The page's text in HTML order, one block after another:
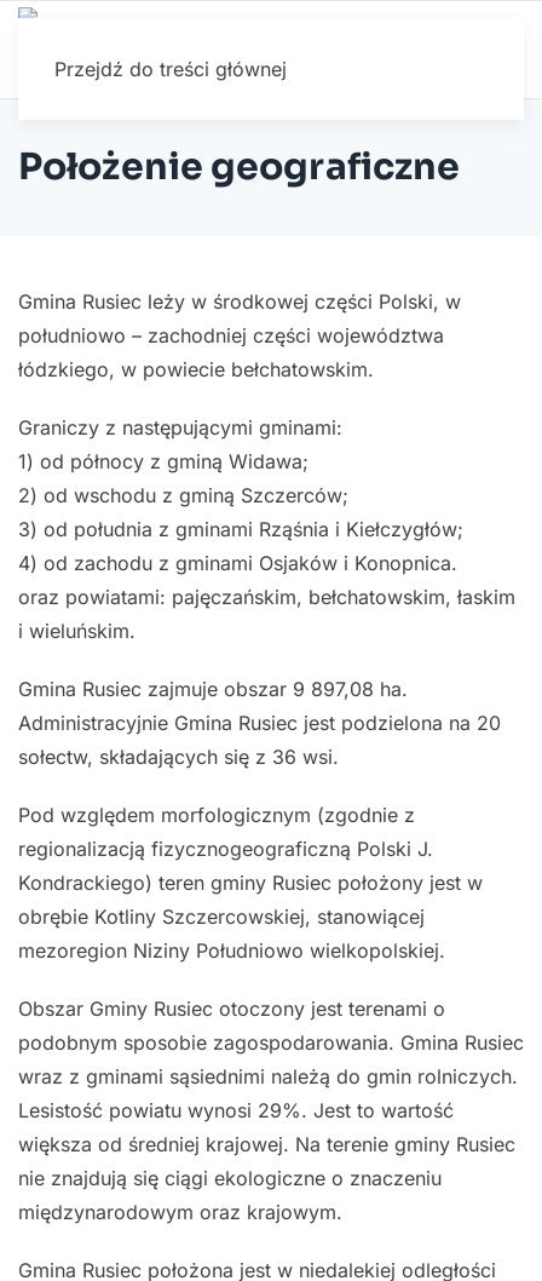
Przejdź do treści głównej
Położenie geograficzne
Gmina Rusiec leży w środkowej części Polski, w
południowo – zachodniej części województwa
łódzkiego, w powiecie bełchatowskim.
Graniczy z następującymi gminami:
1) od północy z gminą Widawa;
2) od wschodu z gminą Szczerców;
3) od południa z gminami Rząśnia i Kiełczygłów;
4) od zachodu z gminami Osjaków i Konopnica.
oraz powiatami: pajęczańskim, bełchatowskim, łaskim
i wieluńskim.
Gmina Rusiec zajmuje obszar 9 897,08 ha.
Administracyjnie Gmina Rusiec jest podzielona na 20
sołectw, składających się z 36 wsi.
Pod względem morfologicznym (zgodnie z
regionalizacją fizycznogeograficzną Polski J.
Kondrackiego) teren gminy Rusiec położony jest w
obrębie Kotliny Szczercowskiej, stanowiącej
mezoregion Niziny Południowo wielkopolskiej.
Obszar Gminy Rusiec otoczony jest terenami o
podobnym sposobie zagospodarowania. Gmina Rusiec
wraz z gminami sąsiednimi należą do gmin rolniczych.
Lesistość powiatu wynosi 29%. Jest to wartość
większa od średniej krajowej. Na terenie gminy Rusiec
nie znajdują się ciągi ekologiczne o znaczeniu
międzynarodowym oraz krajowym.
Gmina Rusiec położona jest w niedalekiej odległości